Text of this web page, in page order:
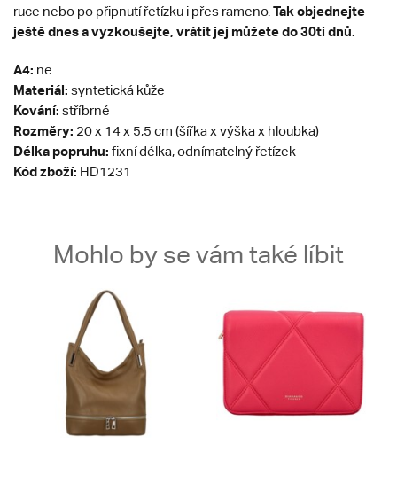
ruce nebo po připnutí řetízku i přes rameno. Tak objednejte
ještě dnes a vyzkoušejte, vrátit jej můžete do 30ti dnů.
A4: ne
Materiál: syntetická kůže
Kování: stříbrné
Rozměry: 20 x 14 x 5,5 cm (šířka x výška x hloubka)
Délka popruhu: fixní délka, odnímatelný řetízek
Kód zboží: HD1231
Mohlo by se vám také líbit